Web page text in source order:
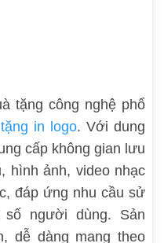
tặng công nghệ phổ
in logo. Với dung
cấp không gian lưu
hình ảnh, video nhạc
đáp ứng nhu cầu sử
người dùng. Sản
dễ dàng mang theo